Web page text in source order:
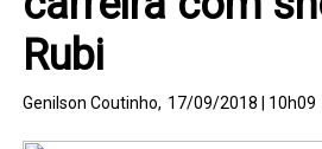
Rubi
Genilson Coutinho, 17/09/2018 | 10h09